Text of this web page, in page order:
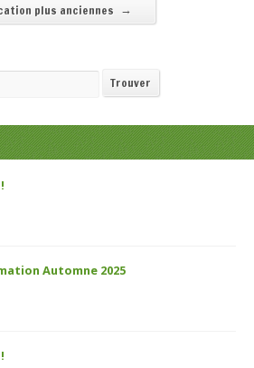
plus anciennes →
Trouver
Automne 2025